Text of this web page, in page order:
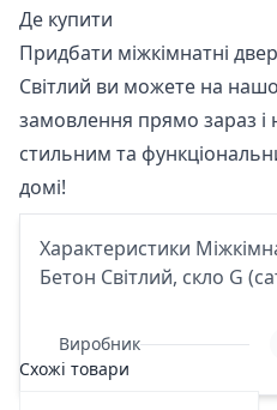
Де купити
Придбати міжкімнатні
Світлий ви можете на
замовлення прямо зараз і
стильним та
домі!
Характеристики
Бетон Світлий, скло G
Виробник
Схожі товари